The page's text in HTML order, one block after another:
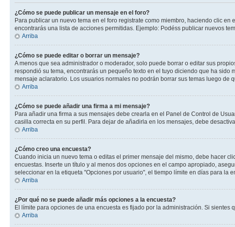
¿Cómo se puede publicar un mensaje en el foro?
Para publicar un nuevo tema en el foro registrate como miembro, haciendo clic
encontrarás una lista de acciones permitidas. Ejemplo: Podéss publicar nuevos
Arriba
¿Cómo se puede editar o borrar un mensaje?
A menos que sea administrador o moderador, solo puede borrar o editar sus
respondió su tema, encontrarás un pequeño texto en el tuyo diciendo que ha
mensaje aclaratorio. Los usuarios normales no podrán borrar sus temas luego de
Arriba
¿Cómo se puede añadir una firma a mi mensaje?
Para añadir una firma a sus mensajes debe crearla en el Panel de Control de
casilla correcta en su perfil. Para dejar de añadirla en los mensajes, debe
Arriba
¿Cómo creo una encuesta?
Cuando inicia un nuevo tema o editas el primer mensaje del mismo, debe hacer
encuestas. Inserte un título y al menos dos opciones en el campo apropiado,
seleccionar en la etiqueta "Opciones por usuario", el tiempo límite en días para la
Arriba
¿Por qué no se puede añadir más opciones a la encuesta?
El límite para opciones de una encuesta es fijado por la administración. Si
Arriba